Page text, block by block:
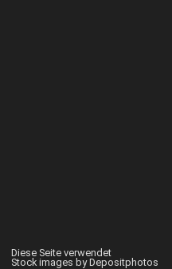
Diese Seite verwendet
Stock images by Depositphotos